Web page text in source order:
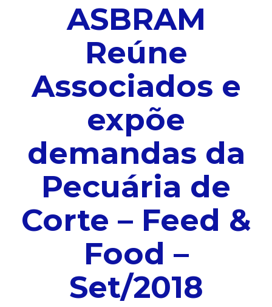
ASBRAM
Reúne
Associados e
expõe
demandas da
Pecuária de
Corte – Feed &
Food –
Set/2018